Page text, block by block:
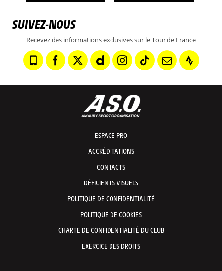
SUIVEZ-NOUS
Recevez des informations exclusives sur le Tour de France
ESPACE PRO
ACCRÉDITATIONS
CONTACTS
DÉFICIENTS VISUELS
POLITIQUE DE CONFIDENTIALITÉ
POLITIQUE DE COOKIES
CHARTE DE CONFIDENTIALITÉ DU CLUB
EXERCICE DES DROITS